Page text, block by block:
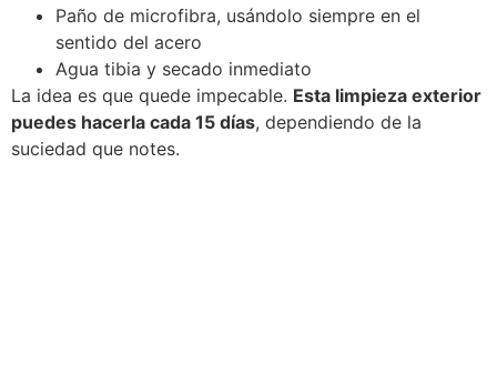
Paño de microfibra, usándolo siempre en el
sentido del acero
Agua tibia y secado inmediato
La idea es que quede impecable. Esta limpieza exterior
puedes hacerla cada 15 días, dependiendo de la
suciedad que notes.